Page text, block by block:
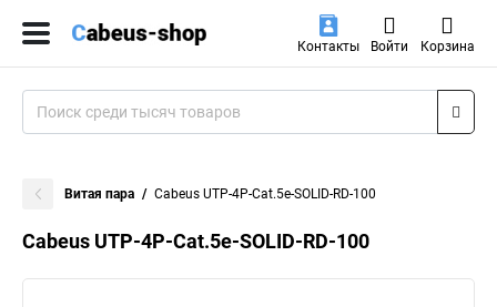
Контакты Войти Корзина
Витая пара Cabeus UTP-4P-Cat.5e-SOLID-RD-100
Cabeus UTP-4P-Cat.5e-SOLID-RD-100